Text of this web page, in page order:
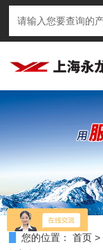
您的位置： 首页 >